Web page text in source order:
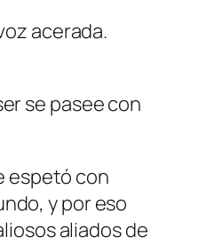
acerada.
se pasee con
espetó con
y por eso
aliados de